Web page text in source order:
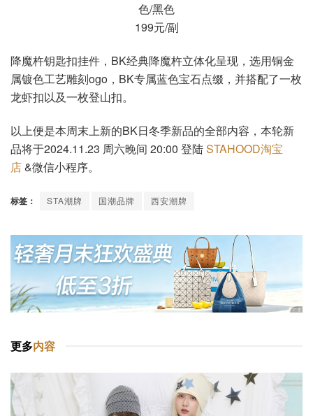
色/黑色
199元/副
降魔杵钥匙扣挂件，BK经典降魔杵立体化呈现，选用铜金
属镀色工艺雕刻ogo，BK专属蓝色宝石点缀，并搭配了一枚
龙虾扣以及一枚登山扣。
以上便是本周末上新的BK日冬季新品的全部内容，本轮新
品将于2024.11.23 周六晚间 20:00 登陆STAHOOD淘宝
店&微信小程序。
标签： STA潮牌 国潮品牌 西安潮牌
更多内容